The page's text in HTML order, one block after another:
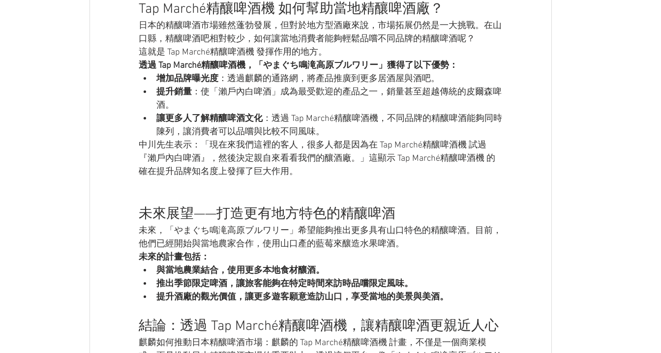
Tap Marché精釀啤酒機 如何幫助當地精釀啤酒廠？
日本的精釀啤酒市場雖然蓬勃發展，但對於地方型酒廠來說，市場拓展仍然是一大挑戰。在山
口縣，精釀啤酒吧相對較少，如何讓當地消費者能夠輕鬆品嚐不同品牌的精釀啤酒呢？
這就是 Tap Marché精釀啤酒機 發揮作用的地方。
透過 Tap Marché精釀啤酒機，「やまぐち鳴滝高原ブルワリー」獲得了以下優勢：
增加品牌曝光度 ：透過麒麟的通路網，將產品推廣到更多居酒屋與酒吧。
提升銷量 ：使「瀨戶內白啤酒」成為最受歡迎的產品之一，銷量甚至超越傳統的皮爾森啤
酒。
讓更多人了解精釀啤酒文化：透過 Tap Marché精釀啤酒機，不同品牌的精釀啤酒能夠同時
陳列，讓消費者可以品嚐與比較不同風味。
中川先生表示：「現在來我們這裡的客人，很多人都是因為在 Tap Marché精釀啤酒機 試過
『瀨戶內白啤酒』，然後決定親自來看看我們的釀酒廠。」這顯示 Tap Marché精釀啤酒機 的
確在提升品牌知名度上發揮了巨大作用。
未來展望——打造更有地方特色的精釀啤酒
未來，「やまぐち鳴滝高原ブルワリー」希望能夠推出更多具有山口特色的精釀啤酒。目前，
他們已經開始與當地農家合作，使用山口產的藍莓來釀造水果啤酒。
未來的計畫包括：
與當地農業結合，使用更多本地食材釀酒。
推出季節限定啤酒，讓旅客能夠在特定時間來訪時品嚐限定風味。
提升酒廠的觀光價值，讓更多遊客願意造訪山口，享受當地的美景與美酒。
結論：透過 Tap Marché精釀啤酒機，讓精釀啤酒更親近人心
麒麟如何推動日本精釀啤酒市場：麒麟的 Tap Marché精釀啤酒機 計畫，不僅是一個商業模